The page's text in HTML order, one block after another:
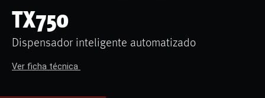
TX750
Dispensador inteligente automatizado
Ver ficha técnica